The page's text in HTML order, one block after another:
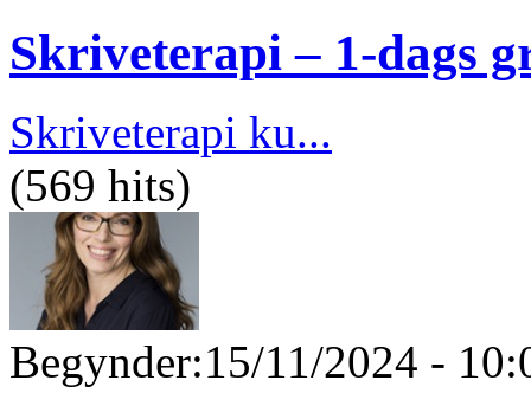
Skriveterapi – 1-dags
Skriveterapi ku...
(569 hits)
Begynder:15/11/2024 -